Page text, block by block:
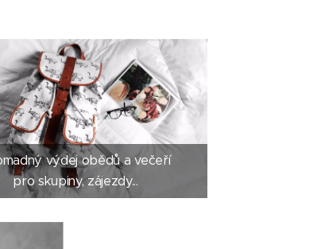
výdej obědů a večeří
pro skupiny, zájezdy...